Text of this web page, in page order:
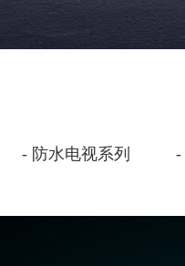
防水电视系列